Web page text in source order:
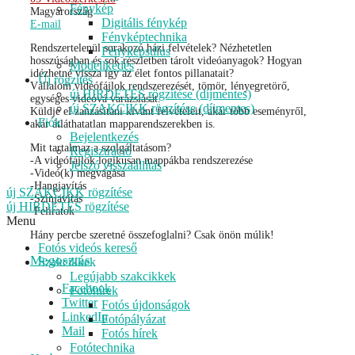
Fénykép
Digitális fénykép
Fényképtechnika
Fényképstílus
Modellkedés
Új rögzítés
új HIRDETÉS rögzítése (díjmentes)
új SZAKCIKK rögzítése (díjmentes)
Fiók
Bejelentkezés
Regisztráció
Jelszó visszaállítás
új SZAKCIKK rögzítése
új HIRDETÉS rögzítése
Menu
Fotós videós kereső
Szakcikkek
Legújabb szakcikkek
Fotóhírek
Fotós újdonságok
Fotópályázat
Fotós hírek
Fotótechnika
Magyarország
E-mail
Rendszertelenül sorakozó házi felvételek? Nézhetetlen
hosszúságban és sok részletben tárolt videóanyagok? Hogyan
idézhetné vissza így az élet fontos pillanatait?
Vállalom videófájlok rendszerezését, tömör, lényegretörő,
egységes videóvá varázslását.
Küldje el zanzásítani kívánt felvételeit, akár több eseményről,
akár átláthatatlan mapparendszerekben is.
Mit tartalmaz a szolgáltatásom?
-A videófájlok logikusan mappákba rendszerezése
-Videó(k) megvágása
-Hangjavítás
-Színjavítás
-Feliratok
Hány percbe szeretné összefoglalni? Csak önön múlik!
Megosztás
Facebook
Twitter
LinkedIn
Mail